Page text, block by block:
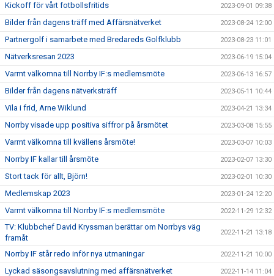
Kickoff för vårt fotbollsfritids 2023-09-01 09:38
Bilder från dagens träff med Affärsnätverket 2023-08-24 12:00
Partnergolf i samarbete med Bredareds Golfklubb 2023-08-23 11:01
Nätverksresan 2023 2023-06-19 15:04
Varmt välkomna till Norrby IF:s medlemsmöte 2023-06-13 16:57
Bilder från dagens nätverksträff 2023-05-11 10:44
Vila i frid, Arne Wiklund 2023-04-21 13:34
Norrby visade upp positiva siffror på årsmötet 2023-03-08 15:55
Varmt välkomna till kvällens årsmöte! 2023-03-07 10:03
Norrby IF kallar till årsmöte 2023-02-07 13:30
Stort tack för allt, Björn! 2023-02-01 10:30
Medlemskap 2023 2023-01-24 12:20
Varmt välkomna till Norrby IF:s medlemsmöte 2022-11-29 12:32
TV: Klubbchef David Kryssman berättar om Norrbys väg
framåt
2022-11-21 13:18
Norrby IF står redo inför nya utmaningar 2022-11-21 10:00
Lyckad säsongsavslutning med affärsnätverket 2022-11-14 11:04